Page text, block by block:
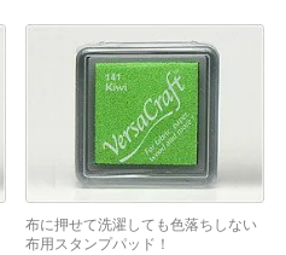
布に押せて洗濯しても色落ちしない
布用スタンプパッド！